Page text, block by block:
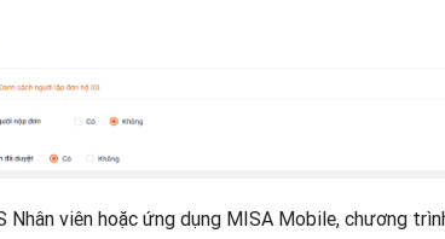
Nhân viên hoặc ứng dụng MISA Mobile, chương